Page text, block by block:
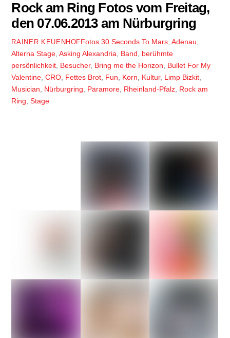
Rock am Ring Fotos vom Freitag,
den 07.06.2013 am Nürburgring
RAINER KEUENHOFFotos 30 Seconds To Mars,Adenau,
Alterna Stage,Asking Alexandria, Band, berühmte
persönlichkeit, Besucher, Bring me the Horizon, Bullet For My
Valentine,CRO, Fettes Brot, Fun, Korn, Kultur, Limp Bizkit,
Musician, Nürburgring, Paramore, Rheinland-Pfalz, Rock am
Ring,Stage